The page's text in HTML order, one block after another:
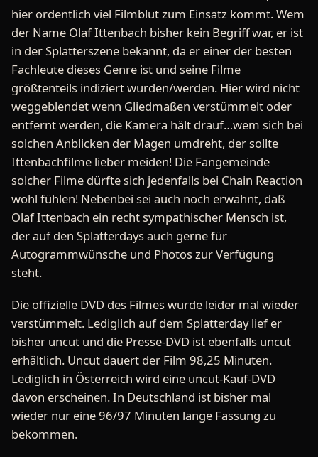
hier ordentlich viel Filmblut zum Einsatz kommt. Wem
der Name Olaf Ittenbach bisher kein Begriff war, er ist
in der Splatterszene bekannt, da er einer der besten
Fachleute dieses Genre ist und seine Filme
größtenteils indiziert wurden/werden. Hier wird nicht
weggeblendet wenn Gliedmaßen verstümmelt oder
entfernt werden, die Kamera hält drauf…wem sich bei
solchen Anblicken der Magen umdreht, der sollte
Ittenbachfilme lieber meiden! Die Fangemeinde
solcher Filme dürfte sich jedenfalls bei Chain Reaction
wohl fühlen! Nebenbei sei auch noch erwähnt, daß
Olaf Ittenbach ein recht sympathischer Mensch ist,
der auf den Splatterdays auch gerne für
Autogrammwünsche und Photos zur Verfügung
steht.
Die offizielle DVD des Filmes wurde leider mal wieder
verstümmelt. Lediglich auf dem Splatterday lief er
bisher uncut und die Presse-DVD ist ebenfalls uncut
erhältlich. Uncut dauert der Film 98,25 Minuten.
Lediglich in Österreich wird eine uncut-Kauf-DVD
davon erscheinen. In Deutschland ist bisher mal
wieder nur eine 96/97 Minuten lange Fassung zu
bekommen.